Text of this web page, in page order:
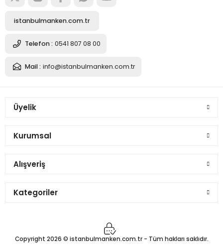
istanbulmanken.com.tr
Telefon : 0541 807 08 00
Mail : info@istanbulmanken.com.tr
Üyelik
Kurumsal
Alışveriş
Kategoriler
Copyright 2026 © istanbulmanken.com.tr - Tüm hakları saklıdır.